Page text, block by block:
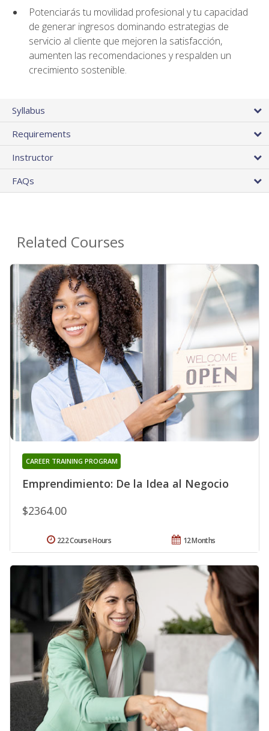
Potenciarás tu movilidad profesional y tu capacidad
de generar ingresos dominando estrategias de
servicio al cliente que mejoren la satisfacción,
aumenten las recomendaciones y respalden un
crecimiento sostenible.
Syllabus
Requirements
Instructor
FAQs
Related Courses
Emprendimiento: De la Idea al Negocio
CAREER TRAINING PROGRAM
$2364.00
12 Months
222 Course Hours